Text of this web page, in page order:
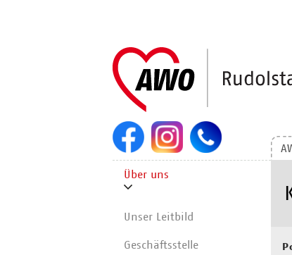
Navigation
überspringen
Über uns
Unser Leitbild
Geschäftsstelle